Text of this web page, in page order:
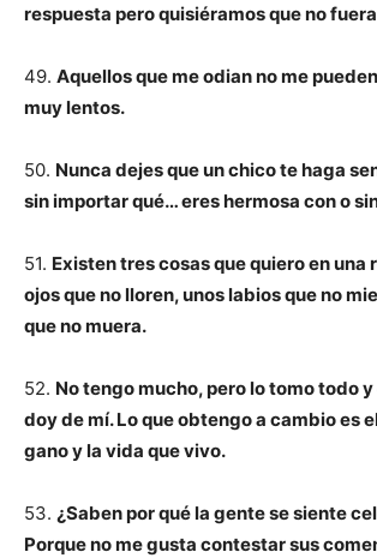
respuesta pero quisiéramos que no
49. Aquellos que me odian no me
muy lentos.
50. Nunca dejes que un chico te haga
sin importar qué… eres hermosa con o
51. Existen tres cosas que quiero en una
ojos que no lloren, unos labios que no
que no muera.
52. No tengo mucho, pero lo tomo todo y
doy de mí. Lo que obtengo a cambio es
gano y la vida que vivo.
53. ¿Saben por qué la gente se siente
Porque no me gusta contestar sus